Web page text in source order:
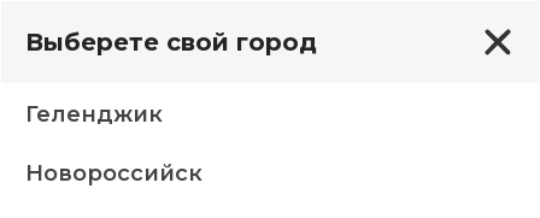
кр+ уг+от +бд Сенатор 02 Наппа темный беж
Выберете свой город
Геленджик
Новороссийск